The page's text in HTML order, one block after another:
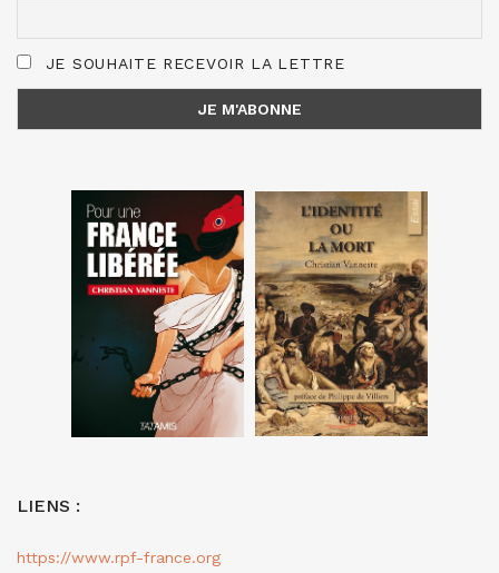
JE SOUHAITE RECEVOIR LA LETTRE
LIENS :
https://www.rpf-france.org